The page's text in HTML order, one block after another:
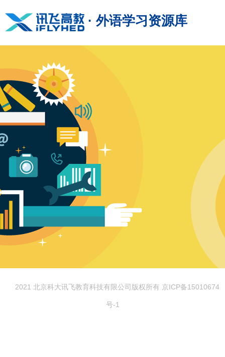
· 外语学习资源库
© 2021 北京科大讯飞教育科技有限公司版权所有 京ICP备15010674
号-1